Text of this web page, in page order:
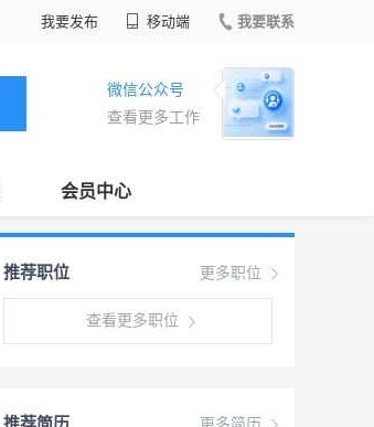
我要发布 移动端 我要联系
微信公众号
查看更多工作
会员中心
更多职位
推荐职位
查看更多职位